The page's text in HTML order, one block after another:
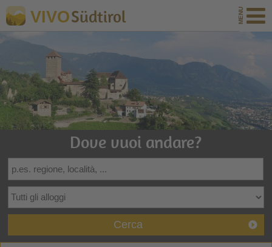
VIVOSüdtirol
Dove vuoi andare?
Cerca